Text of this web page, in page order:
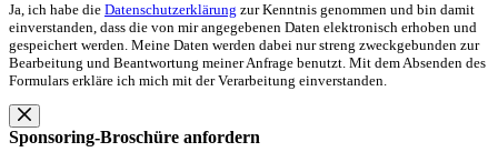
Ja, ich habe die Datenschutzerklärung zur Kenntnis genommen und bin damit
einverstanden, dass die von mir angegebenen Daten elektronisch erhoben und
gespeichert werden. Meine Daten werden dabei nur streng zweckgebunden zur
Bearbeitung und Beantwortung meiner Anfrage benutzt. Mit dem Absenden des
Formulars erkläre ich mich mit der Verarbeitung einverstanden.
Sponsoring-Broschüre anfordern